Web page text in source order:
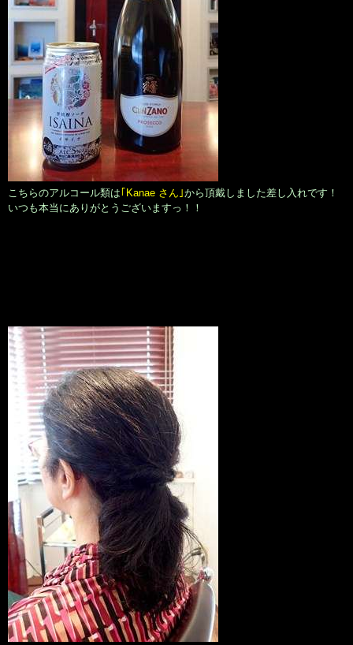
こちらのアルコール類は｢Kanae さん｣から頂戴しました差し入れです！
いつも本当にありがとうございますっ！！